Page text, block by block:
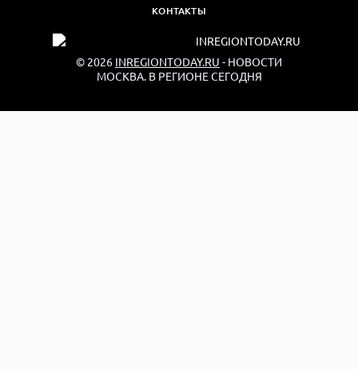
КОНТАКТЫ
© 2026 INREGIONTODAY.RU - НОВОСТИ
МОСКВА. В РЕГИОНЕ СЕГОДНЯ